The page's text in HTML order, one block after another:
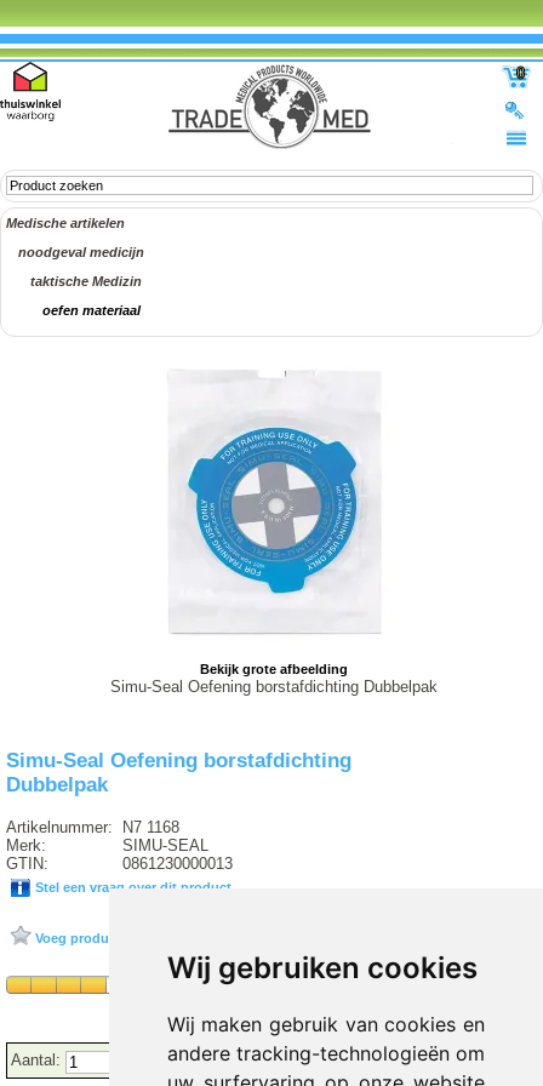
Wij gebruiken cookies
Wij maken gebruik van cookies en
andere tracking-technologieën om
0
Medische artikelen
noodgeval medicijn
taktische Medizin
oefen materiaal
Bekijk grote afbeelding
Simu-Seal Oefening borstafdichting Dubbelpak
Simu-Seal Oefening borstafdichting
Dubbelpak
Artikelnummer:
Merk:
GTIN:
N7 1168
SIMU-SEAL
0861230000013
Stel een vraag over dit product
Voeg product toe aan favorieten
Aantal: